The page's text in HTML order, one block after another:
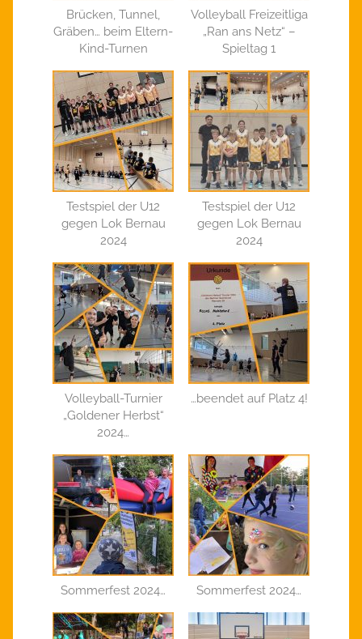
Brücken, Tunnel,
Gräben… beim Eltern-
Kind-Turnen
Volleyball Freizeitliga
„Ran ans Netz“ –
Spieltag 1
Testspiel der U12
gegen Lok Bernau
2024
Testspiel der U12
gegen Lok Bernau
2024
Volleyball-Turnier
„Goldener Herbst“
2024…
…beendet auf Platz 4!
Sommerfest 2024… Sommerfest 2024…